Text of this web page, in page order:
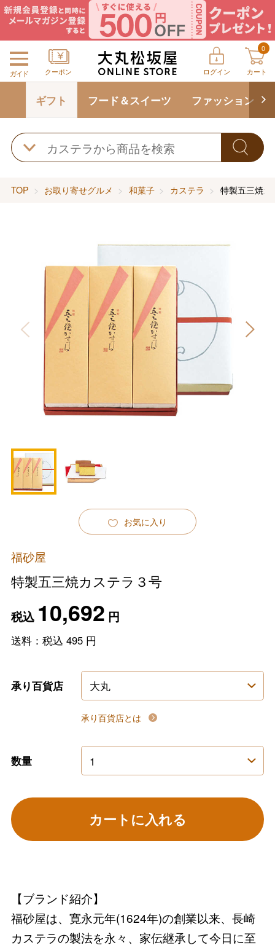
ガイド クーポン ログイン
0
カート
ギフト フード＆スイーツ ファッション
TOP お取り寄せグルメ 和菓子 カステラ 特製五三焼カ
お気に入り
福砂屋
特製五三焼カステラ３号
税込 10,692 円
送料：税込 495円
承り百貨店
承り百貨店とは
数量
カートに入れる
【ブランド紹介】
福砂屋は、寛永元年(1624年)の創業以来、長崎
カステラの製法を永々、家伝継承して今日に至